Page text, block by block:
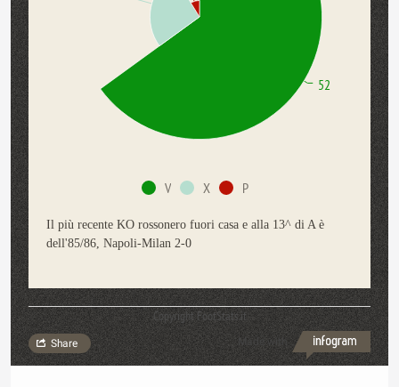
V X P
52
Il più recente KO rossonero fuori casa e alla 13^ di A è
dell'85/86, Napoli-Milan 2-0
Copyright FootStats.it
Made with
Share